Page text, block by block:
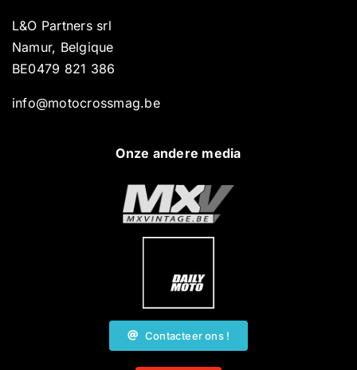
L&O Partners srl
Namur, Belgique
BE0479 821 386
info@motocrossmag.be
Onze andere media
Contacteer ons !